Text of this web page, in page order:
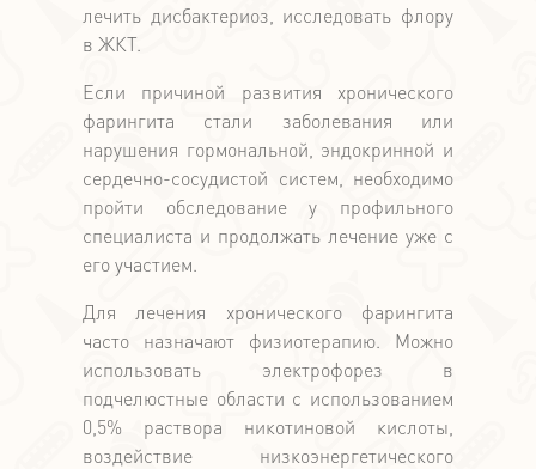
лечить дисбактериоз, исследовать флору
в ЖКТ.
Если причиной развития хронического
фарингита стали заболевания или
нарушения гормональной, эндокринной и
сердечно-сосудистой систем, необходимо
пройти обследование у профильного
специалиста и продолжать лечение уже с
его участием.
Для лечения хронического фарингита
часто назначают физиотерапию. Можно
использовать электрофорез в
подчелюстные области с использованием
0,5% раствора никотиновой кислоты,
воздействие низкоэнергетического